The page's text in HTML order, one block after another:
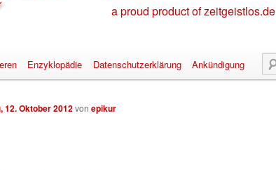
a proud product of zeitgeistlos.de
springen
springen
Enzyklopädie Datenschutzerklärung Ankündigung
12. Oktober 2012von epikur